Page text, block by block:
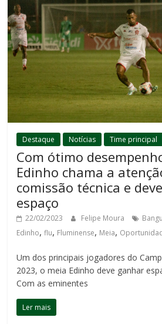
Destaque Notícias Time principal
Com ótimo
Edinho chama a
comissão técnica e
espaço
22/02/2023 Felipe Moura Bangu
Edinho,flu, Fluminense, Meia,
Um dos principais jogadores do
2023, o meia Edinho deve ganhar
Com as eminentes
Ler mais